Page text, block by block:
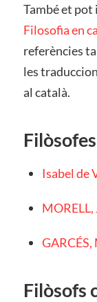
També et
Filosofia en
referències
les
al català.
Isabel de
MORELL,
Filòsofs